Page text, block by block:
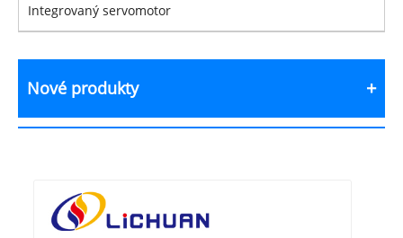
Integrovaný servomotor
Nové produkty